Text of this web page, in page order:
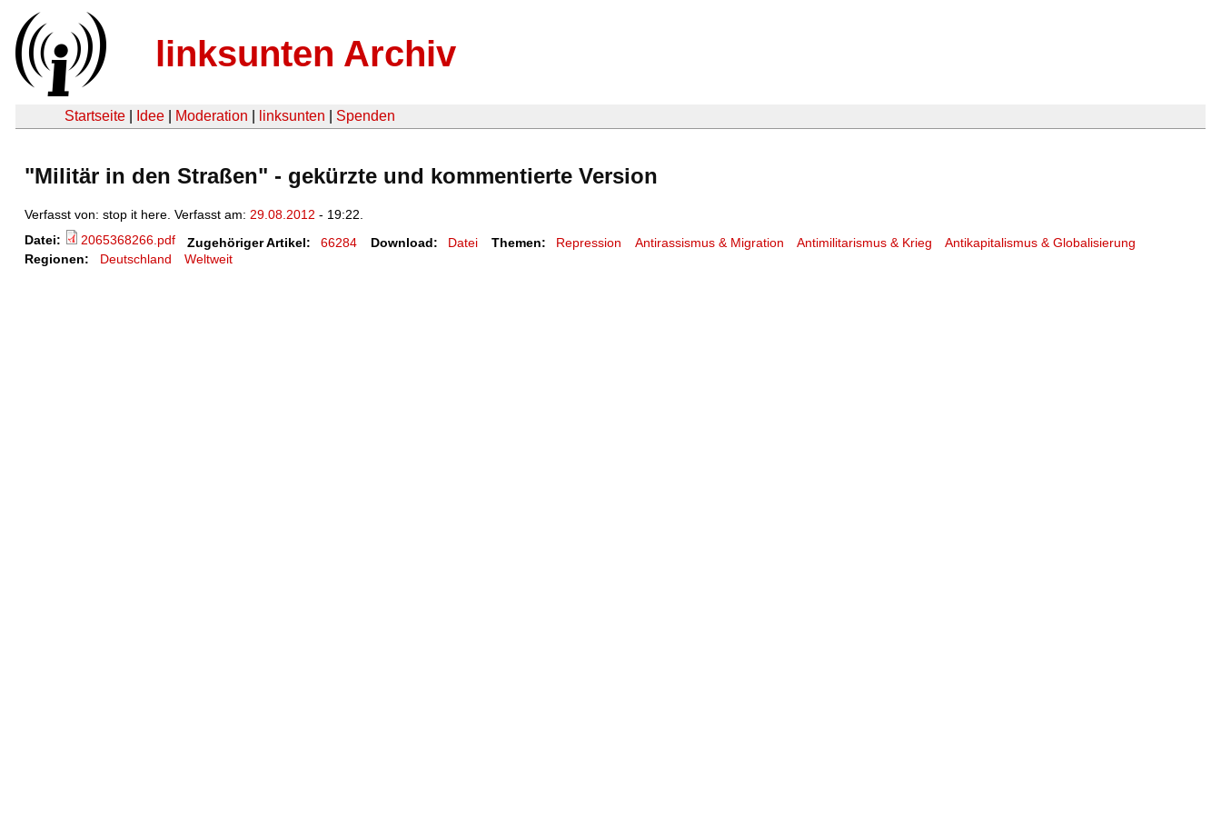
linksunten Archiv
Startseite Idee Moderation linksunten Spenden
"Militär in den Straßen" - gekürzte und kommentierte Version
Verfasst von: stop it here. Verfasst am: 29.08.2012 - 19:22.
Datei:
2065368266.pdf Zugehöriger Artikel: 66284 Download: Datei Themen: Repression Antirassismus & Migration Antimilitarismus & Krieg
Antikapitalismus & Globalisierung
Regionen:
Deutschland Weltweit